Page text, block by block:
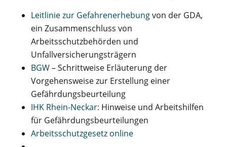
Leitlinie zur Gefahrenerhebungvon der GDA,
ein Zusammenschluss von
Arbeitsschutzbehörden und
Unfallversicherungsträgern
BGW– Schrittweise Erläuterung der
Vorgehensweise zur Erstellung einer
Gefährdungsbeurteilung
IHK Rhein-Neckar: Hinweise und Arbeitshilfen
für Gefährdungsbeurteilungen
Arbeitsschutzgesetz online